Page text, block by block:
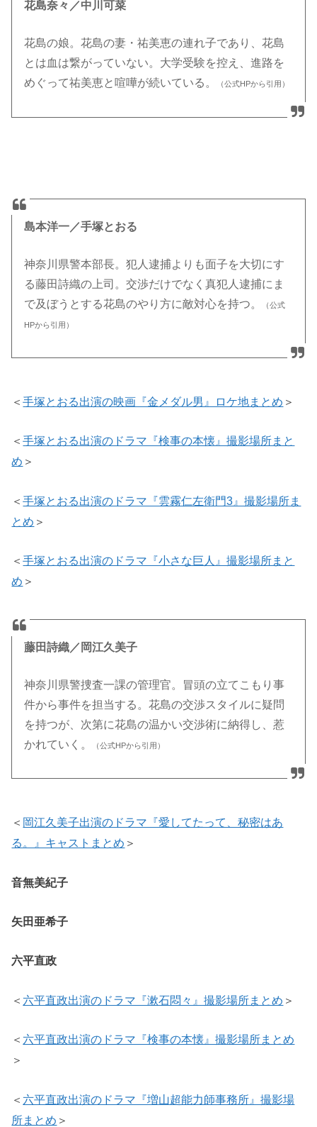
花島奈々／中川可菜
花島の娘。花島の妻・祐美恵の連れ子であり、花島
とは血は繋がっていない。大学受験を控え、進路を
めぐって祐美恵と喧嘩が続いている。
（公式HPから引用）
島本洋一／手塚とおる
神奈川県警本部長。犯人逮捕よりも面子を大切にす
る藤田詩織の上司。交渉だけでなく真犯人逮捕にま
で及ぼうとする花島のやり方に敵対心を持つ。
（公式
HPから引用）
＜手塚とおる出演の映画『金メダル男』ロケ地まとめ ＞
＜手塚とおる出演のドラマ『検事の本懐』撮影場所まと
め ＞
＜手塚とおる出演のドラマ『雲霧仁左衛門3』撮影場所ま
とめ ＞
＜手塚とおる出演のドラマ『小さな巨人』撮影場所まと
め ＞
藤田詩織／岡江久美子
神奈川県警捜査一課の管理官。冒頭の立てこもり事
件から事件を担当する。花島の交渉スタイルに疑問
を持つが、次第に花島の温かい交渉術に納得し、惹
かれていく。
（公式HPから引用）
＜ 岡江久美子出演のドラマ『愛してたって、秘密はあ
る。』キャストまとめ ＞
音無美紀子
矢田亜希子
六平直政
＜ 六平直政出演のドラマ『漱石悶々』撮影場所まとめ ＞
＜ 六平直政出演のドラマ『検事の本懐』撮影場所まとめ
＞
＜ 六平直政出演のドラマ『増山超能力師事務所』撮影場
所まとめ ＞